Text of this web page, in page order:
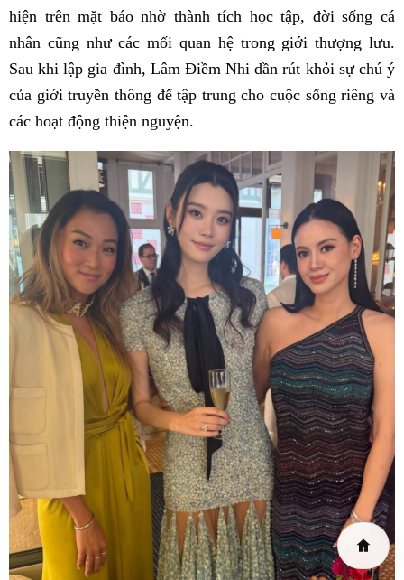
hiện trên mặt báo nhờ thành tích học tập, đời sống cá
nhân cũng như các mối quan hệ trong giới thượng lưu.
Sau khi lập gia đình, Lâm Điềm Nhi dần rút khỏi sự chú ý
của giới truyền thông để tập trung cho cuộc sống riêng và
các hoạt động thiện nguyện.